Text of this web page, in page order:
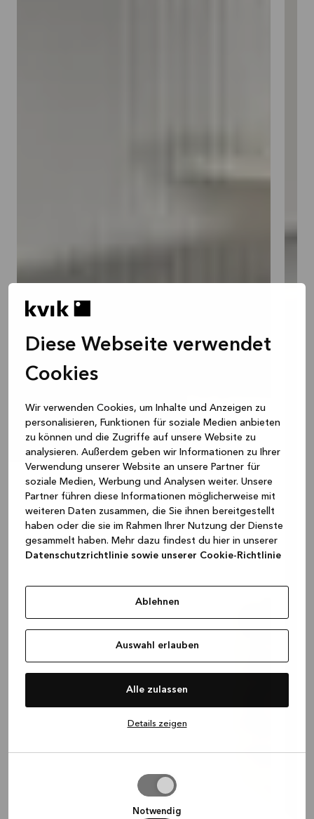
Diese Webseite verwendet
Cookies
Wir verwenden Cookies, um Inhalte und Anzeigen zu
personalisieren, Funktionen für soziale Medien anbieten
zu können und die Zugriffe auf unsere Website zu
analysieren. Außerdem geben wir Informationen zu Ihrer
Verwendung unserer Website an unsere Partner für
soziale Medien, Werbung und Analysen weiter. Unsere
Partner führen diese Informationen möglicherweise mit
weiteren Daten zusammen, die Sie ihnen bereitgestellt
haben oder die sie im Rahmen Ihrer Nutzung der Dienste
gesammelt haben. Mehr dazu findest du hier in unserer
Datenschutzrichtlinie sowie unserer Cookie-Richtlinie
Ablehnen
Auswahl erlauben
Alle zulassen
Details zeigen
Notwendig